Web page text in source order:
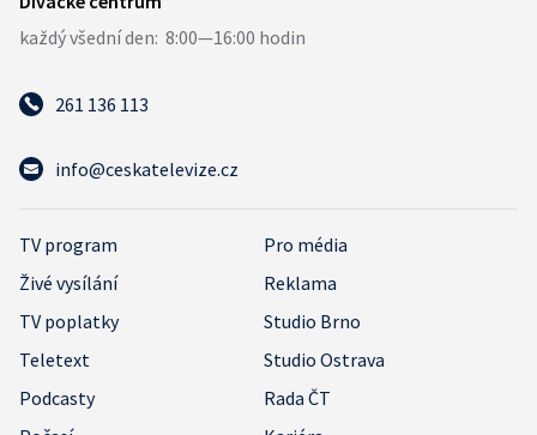
261 136 113
info@ceskatelevize.cz
TV program
Pro média
Živé vysílání
Reklama
TV poplatky
Studio Brno
Teletext
Studio Ostrava
Podcasty
Rada ČT